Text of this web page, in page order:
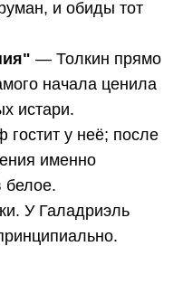
и обиды тот
— Толкин прямо
начала ценила
истари.
у неё; после
именно
белое.
У Галадриэль